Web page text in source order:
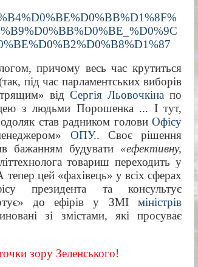
причому весь час крутиться
під час парламентських виборів
від Сергія Льовочкіна по
з людьми Порошенка ... І тут,
став радником голови Офісу
ОПУ.. Своє рішення
бажанням будувати «ефективну,
товариш переходить у
цей «фахівець» у всіх сферах
президента та консультує
до ефірів у ЗМІміністрів
зі змістами, які просуває
зору Зеленського!